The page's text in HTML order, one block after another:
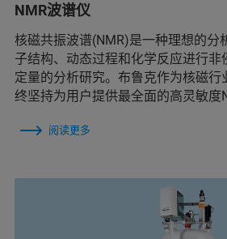
NMR波谱仪
核磁共振波谱(NMR)是一种理想的分
子结构、动态过程和化学反应进行非
定量的分析研究。布鲁克作为核磁行
终坚持为用户提供最全面的高灵敏度
阅读更多